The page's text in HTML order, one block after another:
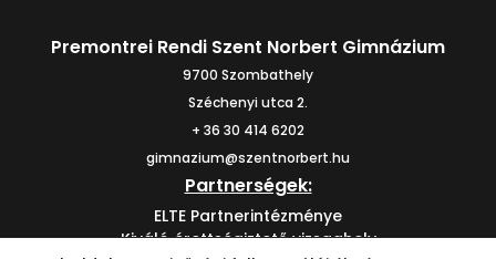
Premontrei Rendi Szent Norbert Gimnázium
9700 Szombathely
Széchenyi utca 2.
+ 36 30 414 6202
gimnazium@szentnorbert.hu
Partnerségek:
ELTE Partnerintézménye
Kiváló érettségiztető vizsgahely